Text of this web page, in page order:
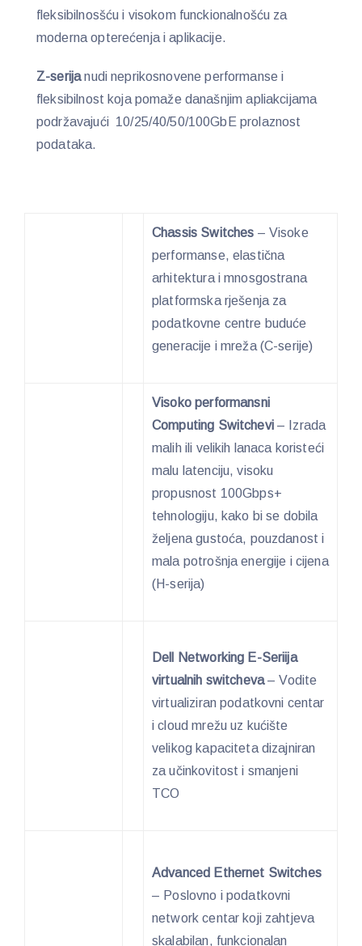
fleksibilnosšću i visokom funckionalnošću za
moderna opterećenja i aplikacije.
Z-serijanudi neprikosnovene performanse i
fleksibilnost koja pomaže današnjim apliakcijama
podržavajući 10/25/40/50/100GbE prolaznost
podataka.
Chassis Switches – Visoke
performanse, elastična
arhitektura i mnosgostrana
platformska rješenja za
podatkovne centre buduće
generacije i mreža (C-serije)
Visoko performansni
Computing Switchevi– Izrada
malih ili velikih lanaca koristeći
malu latenciju, visoku
propusnost 100Gbps+
tehnologiju, kako bi se dobila
željena gustoća, pouzdanost i
mala potrošnja energije i cijena
(H-serija)
Dell Networking E-Seriija
virtualnih switcheva– Vodite
virtualiziran podatkovni centar
i cloud mrežu uz kućište
velikog kapaciteta dizajniran
za učinkovitost i smanjeni
TCO
Advanced Ethernet Switches
– Poslovno i podatkovni
network centar koji zahtjeva
skalabilan, funkcionalan